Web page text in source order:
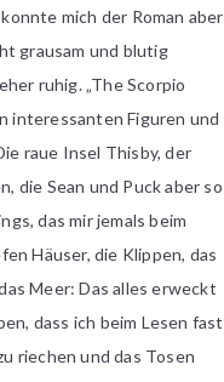
mich der Roman aber
grausam und blutig
ruhig. „The Scorpio
interessanten Figuren und
raue Insel Thisby, der
die Sean und Puck aber so
das mir jemals beim
Häuser, die Klippen, das
Meer: Das alles erweckt
dass ich beim Lesen fast
riechen und das Tosen